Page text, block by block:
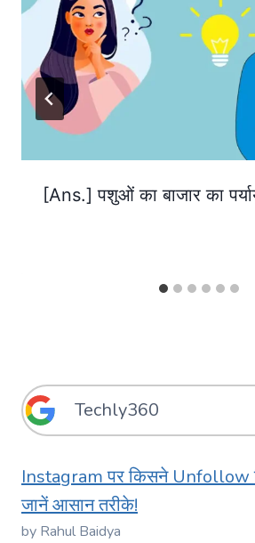
[Ans.] पशुओं का बाजार का
Instagram पर किसने Unfollow
जानें आसान तरीके!
by Rahul Baidya